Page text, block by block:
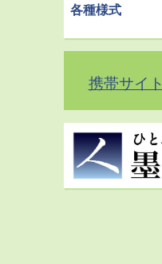
各種様式
携帯サイト